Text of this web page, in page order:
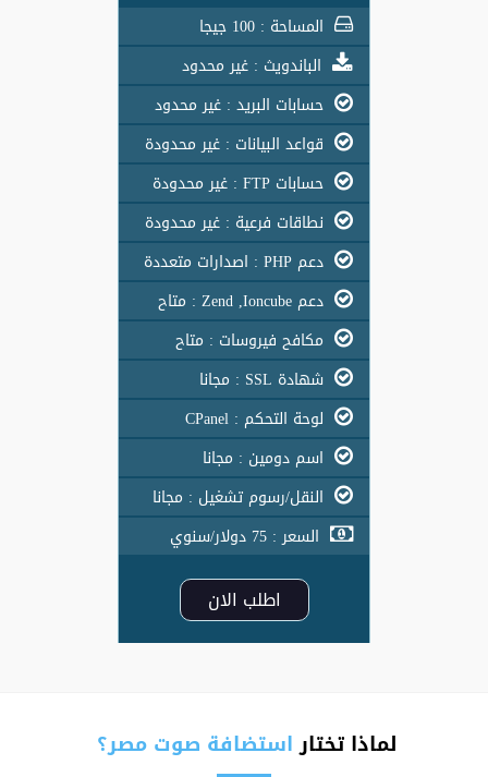
المساحة : 100 جيجا
الباندويث : غير محدود
حسابات البريد : غير محدود
قواعد البيانات : غير محدودة
حسابات FTP : غير محدودة
نطاقات فرعية : غير محدودة
دعم PHP : اصدارات متعددة
دعم Zend ,Ioncube : متاح
مكافح فيروسات : متاح
شهادة SSL : مجانا
لوحة التحكم : CPanel
اسم دومين : مجانا
النقل/رسوم تشغيل : مجانا
السعر : 75 دولار/سنوي
اطلب الان
لماذا تختاراستضافة صوت مصر؟